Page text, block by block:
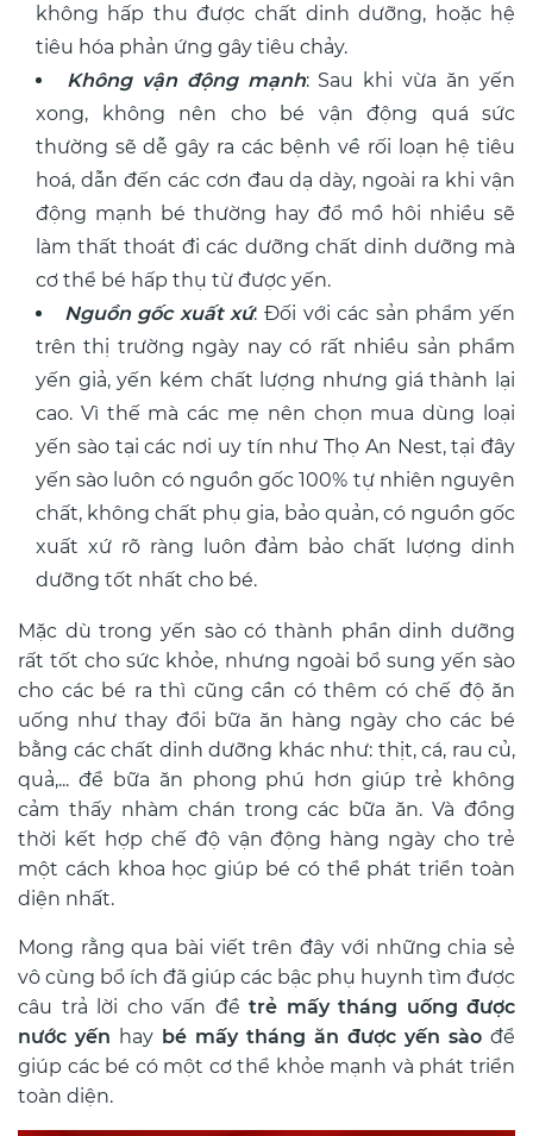
không hấp thu được chất dinh dưỡng, hoặc hệ
tiêu hóa phản ứng gây tiêu chảy.
Không vận động mạnh: Sau khi vừa ăn yến
xong, không nên cho bé vận động quá sức
thường sẽ dễ gây ra các bệnh về rối loạn hệ tiêu
hoá, dẫn đến các cơn đau dạ dày, ngoài ra khi vận
động mạnh bé thường hay đổ mồ hôi nhiều sẽ
làm thất thoát đi các dưỡng chất dinh dưỡng mà
cơ thể bé hấp thụ từ được yến.
Nguồn gốc xuất xứ: Đối với các sản phẩm yến
trên thị trường ngày nay có rất nhiều sản phẩm
yến giả, yến kém chất lượng nhưng giá thành lại
cao. Vì thế mà các mẹ nên chọn mua dùng loại
yến sào tại các nơi uy tín như Thọ An Nest, tại đây
yến sào luôn có nguồn gốc 100% tự nhiên nguyên
chất, không chất phụ gia, bảo quản, có nguồn gốc
xuất xứ rõ ràng luôn đảm bảo chất lượng dinh
dưỡng tốt nhất cho bé.
Mặc dù trong yến sào có thành phần dinh dưỡng
rất tốt cho sức khỏe, nhưng ngoài bổ sung yến sào
cho các bé ra thì cũng cần có thêm có chế độ ăn
uống như thay đổi bữa ăn hàng ngày cho các bé
bằng các chất dinh dưỡng khác như: thịt, cá, rau củ,
quả,... để bữa ăn phong phú hơn giúp trẻ không
cảm thấy nhàm chán trong các bữa ăn. Và đồng
thời kết hợp chế độ vận động hàng ngày cho trẻ
một cách khoa học giúp bé có thể phát triển toàn
diện nhất.
Mong rằng qua bài viết trên đây với những chia sẻ
vô cùng bổ ích đã giúp các bậc phụ huynh tìm được
câu trả lời cho vấn đề trẻ mấy tháng uống được
nước yến hay bé mấy tháng ăn được yến sào để
giúp các bé có một cơ thể khỏe mạnh và phát triển
toàn diện.